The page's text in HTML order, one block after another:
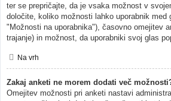
ter se prepričajte, da je vsaka možnost v
določite, koliko možnosti lahko uporabnik med
"Možnosti na uporabnika"), časovno omejitev
trajanje) in možnost, da uporabniki svoj glas
Na vrh
Zakaj anketi ne morem dodati več
Omejitev možnosti pri anketi nastavi